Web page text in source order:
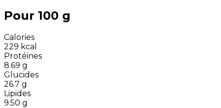
Pour 100 g
Calories
229 kcal
Protéines
8.69 g
Glucides
26.7 g
Lipides
9.50 g